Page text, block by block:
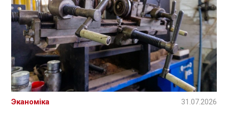
Эканоміка 31.07.2026